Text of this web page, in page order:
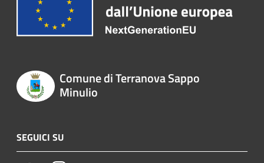
Comune di Terranova Sappo
Minulio
SEGUICI SU